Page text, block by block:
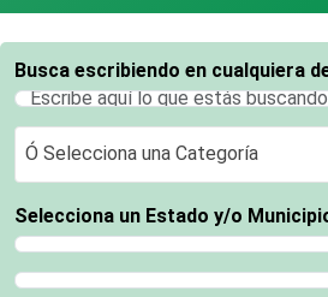
Busca escribiendo en cualquiera
Ó Selecciona una Categoría
Ó Selecciona una Categoría
Selecciona un Estado y/o
Selecciona un Estado
Selecciona un Municipio